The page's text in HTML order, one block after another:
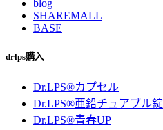
blog
SHAREMALL
BASE
drlps購入
Dr.LPS®カプセル
Dr.LPS®亜鉛チュアブル錠
Dr.LPS®青春UP